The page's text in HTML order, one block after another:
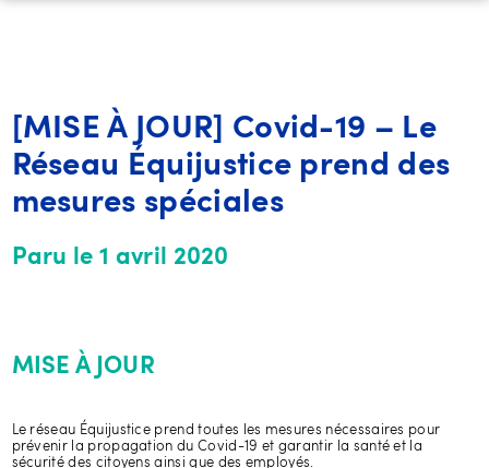
[MISE À JOUR] Covid-19 – Le
Réseau Équijustice prend des
mesures spéciales
Paru le 1 avril 2020
MISE À JOUR
Le réseau Équijustice prend toutes les mesures nécessaires pour
prévenir la propagation du Covid-19 et garantir la santé et la
sécurité des citoyens ainsi que des employés.